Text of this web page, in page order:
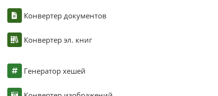
Конвертер документов
Конвертер эл. книг
Генератор хешей